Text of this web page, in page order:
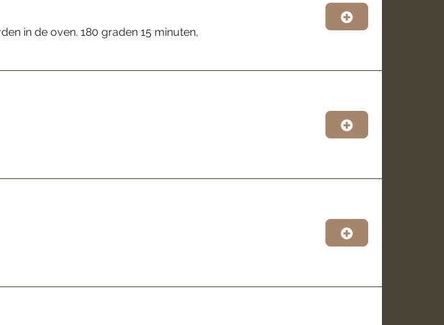
in de oven. 180 graden 15 minuten,